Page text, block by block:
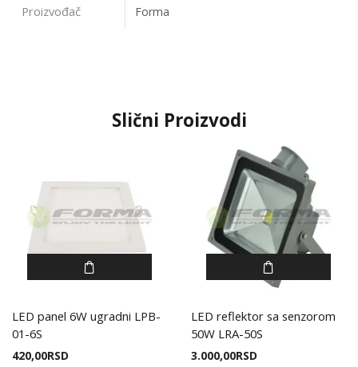
Proizvođač Forma
Slični Proizvodi
LED panel 6W ugradni LPB-
01-6S
420,00RSD
LED reflektor sa senzorom
50W LRA-50S
3.000,00RSD